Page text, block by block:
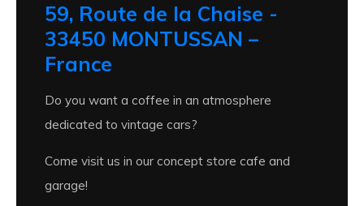
59, Route de la Chaise -
33450 MONTUSSAN –
France
Do you want a coffee in an atmosphere
dedicated to vintage cars?
Come visit us in our concept store cafe and
garage!